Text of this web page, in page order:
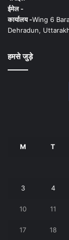
ईमेल -
कार्यालय -Wing 6
Dehradun,
हमसे जुड़े
M T
3 4
10 11
17 18